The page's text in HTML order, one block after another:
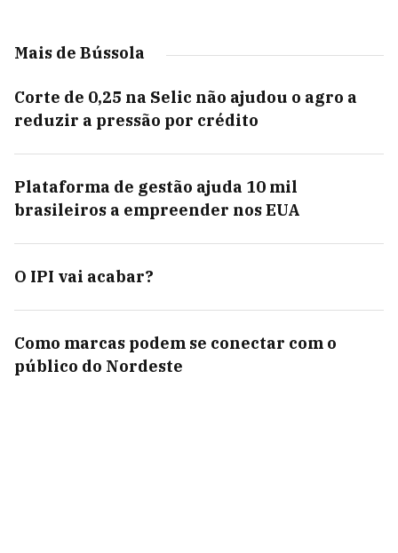
Mais de Bússola
Corte de 0,25 na Selic não ajudou o agro a
reduzir a pressão por crédito
Plataforma de gestão ajuda 10 mil
brasileiros a empreender nos EUA
O IPI vai acabar?
Como marcas podem se conectar com o
público do Nordeste